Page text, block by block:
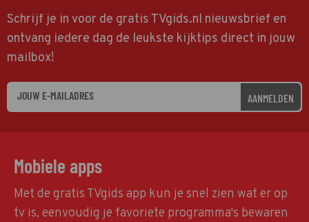
Schrijf je in voor de gratis TVgids.nl nieuwsbrief en
ontvang iedere dag de leukste kijktips direct in jouw
mailbox!
AANMELDEN
Mobiele apps
Met de gratis TVgids app kun je snel zien wat er op
tv is, eenvoudig je favoriete programma's bewaren